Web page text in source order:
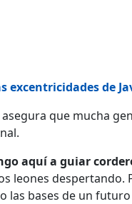
excentricidades de
asegura que mucha
aquí a guiar
leones despertando.
las bases de un